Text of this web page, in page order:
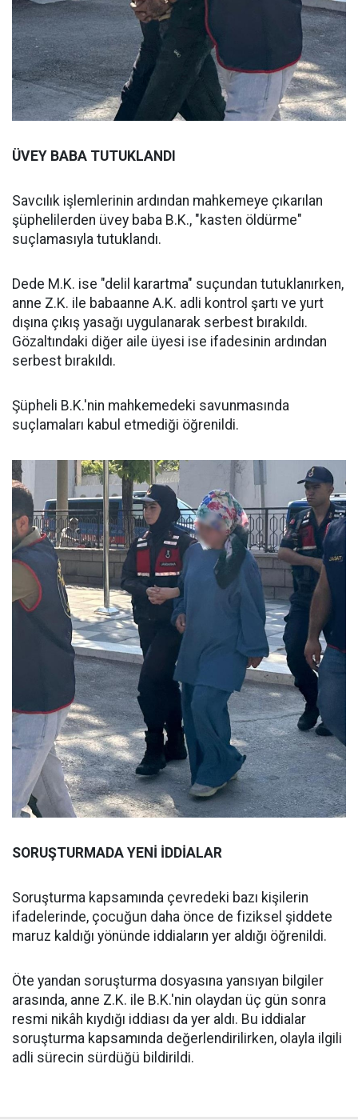
ÜVEY BABA TUTUKLANDI
Savcılık işlemlerinin ardından mahkemeye çıkarılan
şüphelilerden üvey baba B.K., "kasten öldürme"
suçlamasıyla tutuklandı.
Dede M.K. ise "delil karartma" suçundan tutuklanırken,
anne Z.K. ile babaanne A.K. adli kontrol şartı ve yurt
dışına çıkış yasağı uygulanarak serbest bırakıldı.
Gözaltındaki diğer aile üyesi ise ifadesinin ardından
serbest bırakıldı.
Şüpheli B.K.'nin mahkemedeki savunmasında
suçlamaları kabul etmediği öğrenildi.
SORUŞTURMADA YENİ İDDİALAR
Soruşturma kapsamında çevredeki bazı kişilerin
ifadelerinde, çocuğun daha önce de fiziksel şiddete
maruz kaldığı yönünde iddiaların yer aldığı öğrenildi.
Öte yandan soruşturma dosyasına yansıyan bilgiler
arasında, anne Z.K. ile B.K.'nin olaydan üç gün sonra
resmi nikâh kıydığı iddiası da yer aldı. Bu iddialar
soruşturma kapsamında değerlendirilirken, olayla ilgili
adli sürecin sürdüğü bildirildi.